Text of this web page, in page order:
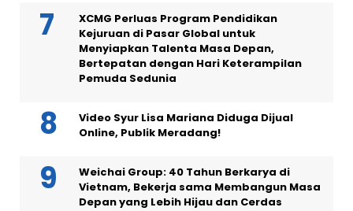
XCMG Perluas Program Pendidikan
Kejuruan di Pasar Global untuk
Menyiapkan Talenta Masa Depan,
Bertepatan dengan Hari Keterampilan
Pemuda Sedunia
Video Syur Lisa Mariana Diduga Dijual
Online, Publik Meradang!
Weichai Group: 40 Tahun Berkarya di
Vietnam, Bekerja sama Membangun Masa
Depan yang Lebih Hijau dan Cerdas